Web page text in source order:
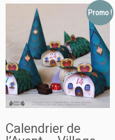
Promo !
Calendrier de